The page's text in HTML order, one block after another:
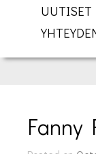
UUTISET
Fanny